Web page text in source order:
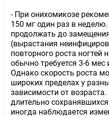
- При онихомикозе
150 мг один раз в неделю.
продолжать до
(вырастания
повторного роста ногтей
обычно требуется 3-6 мес
Однако скорость роста
широких пределах у
зависимости от
длительно
иногда наблюдается